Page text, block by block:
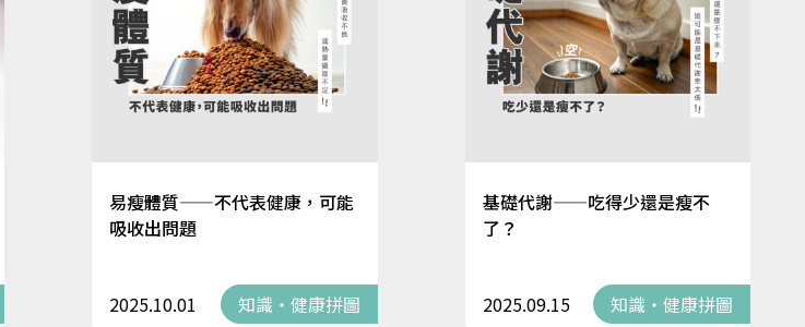
易瘦體質——不代表健康，可能
吸收出問題
2025.10.01 知識・健康拼圖
基礎代謝——吃得少還是瘦不
了？
2025.09.15 知識・健康拼圖